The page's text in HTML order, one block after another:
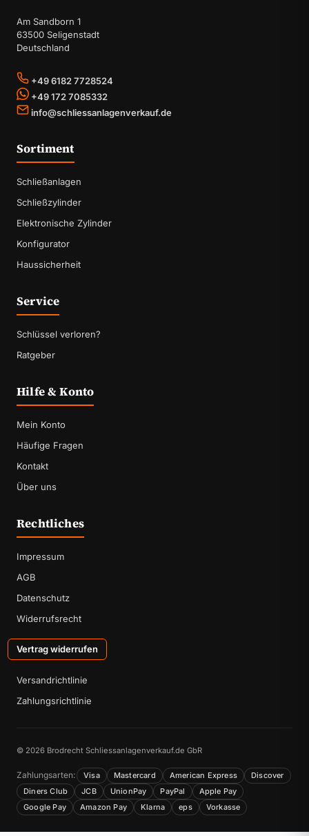
Am Sandborn 1
63500 Seligenstadt
Deutschland
+49 6182 7728524
+49 172 7085332
info@schliessanlagenverkauf.de
Sortiment
Schließanlagen
Schließzylinder
Elektronische Zylinder
Konfigurator
Haussicherheit
Service
Schlüssel verloren?
Ratgeber
Hilfe & Konto
Mein Konto
Häufige Fragen
Kontakt
Über uns
Rechtliches
Impressum
AGB
Datenschutz
Widerrufsrecht
Vertrag widerrufen
Versandrichtlinie
Zahlungsrichtlinie
© 2026 Brodrecht Schliessanlagenverkauf.de GbR
Zahlungsarten: Visa Mastercard American Express
Discover
Diners Club
JCB UnionPay PayPal
Apple Pay
Google Pay
Amazon Pay Klarna eps Vorkasse